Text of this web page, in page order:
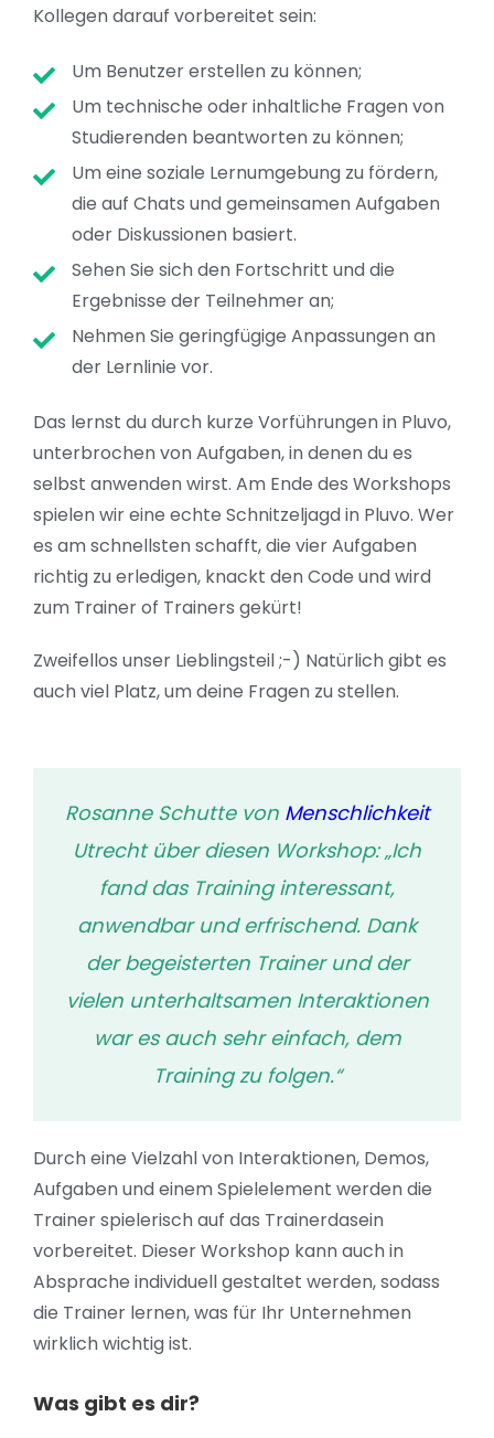
Kollegen darauf vorbereitet sein:
Um Benutzer erstellen zu können;
Um technische oder inhaltliche Fragen von
Studierenden beantworten zu können;
Um eine soziale Lernumgebung zu fördern,
die auf Chats und gemeinsamen Aufgaben
oder Diskussionen basiert.
Sehen Sie sich den Fortschritt und die
Ergebnisse der Teilnehmer an;
Nehmen Sie geringfügige Anpassungen an
der Lernlinie vor.
Das lernst du durch kurze Vorführungen in Pluvo,
unterbrochen von Aufgaben, in denen du es
selbst anwenden wirst. Am Ende des Workshops
spielen wir eine echte Schnitzeljagd in Pluvo. Wer
es am schnellsten schafft, die vier Aufgaben
richtig zu erledigen, knackt den Code und wird
zum Trainer of Trainers gekürt!
Zweifellos unser Lieblingsteil ;-) Natürlich gibt es
auch viel Platz, um deine Fragen zu stellen.
Rosanne Schutte von Menschlichkeit
Utrecht über diesen Workshop: „Ich
fand das Training interessant,
anwendbar und erfrischend. Dank
der begeisterten Trainer und der
vielen unterhaltsamen Interaktionen
war es auch sehr einfach, dem
Training zu folgen.“
Durch eine Vielzahl von Interaktionen, Demos,
Aufgaben und einem Spielelement werden die
Trainer spielerisch auf das Trainerdasein
vorbereitet. Dieser Workshop kann auch in
Absprache individuell gestaltet werden, sodass
die Trainer lernen, was für Ihr Unternehmen
wirklich wichtig ist.
Was gibt es dir?